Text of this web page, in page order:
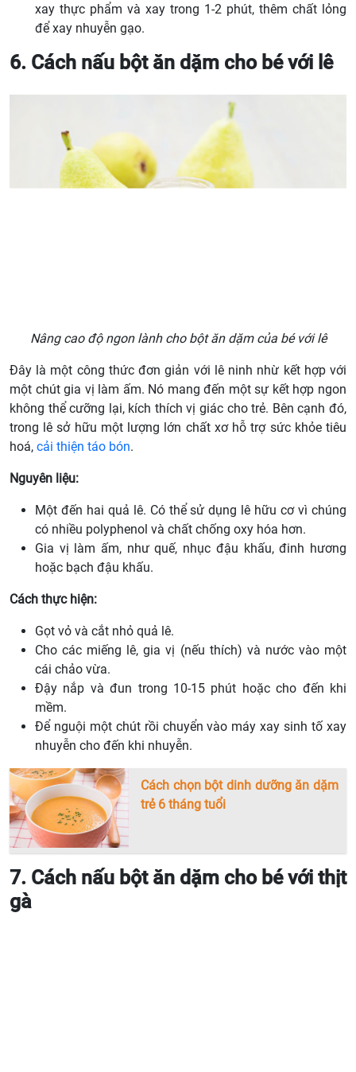
xay thực phẩm và xay trong 1-2 phút, thêm chất lỏng
để xay nhuyễn gạo.
6. Cách nấu bột ăn dặm cho bé với lê
Nâng cao độ ngon lành cho bột ăn dặm của bé với lê
Đây là một công thức đơn giản với lê ninh nhừ kết hợp với
một chút gia vị làm ấm. Nó mang đến một sự kết hợp ngon
không thể cưỡng lại, kích thích vị giác cho trẻ. Bên cạnh đó,
trong lê sở hữu một lượng lớn chất xơ hỗ trợ sức khỏe tiêu
hoá, cải thiện táo bón.
Nguyên liệu:
Một đến hai quả lê. Có thể sử dụng lê hữu cơ vì chúng
có nhiều polyphenol và chất chống oxy hóa hơn.
Gia vị làm ấm, như quế, nhục đậu khấu, đinh hương
hoặc bạch đậu khấu.
Cách thực hiện:
Gọt vỏ và cắt nhỏ quả lê.
Cho các miếng lê, gia vị (nếu thích) và nước vào một
cái chảo vừa.
Đậy nắp và đun trong 10-15 phút hoặc cho đến khi
mềm.
Để nguội một chút rồi chuyển vào máy xay sinh tố xay
nhuyễn cho đến khi nhuyễn.
Cách chọn bột dinh dưỡng ăn dặm
trẻ 6 tháng tuổi
7. Cách nấu bột ăn dặm cho bé với thịt
gà